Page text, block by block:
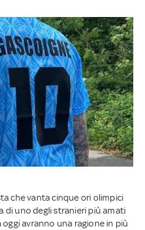
che vanta cinque ori olimpici
di uno degli stranieri più amati
oggi avranno una ragione in più